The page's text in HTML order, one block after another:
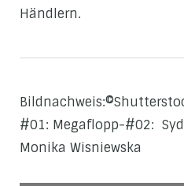
Händlern.
#01: Megaflopp-#02:
Monika Wisniewska